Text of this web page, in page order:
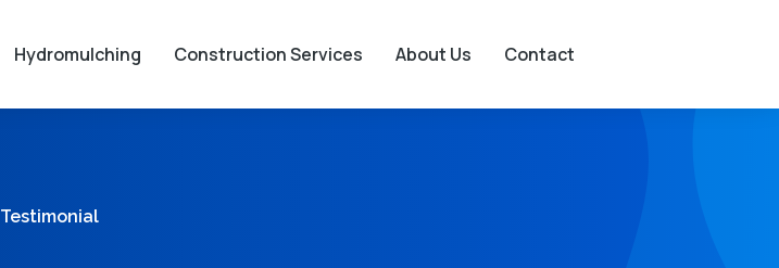
Hydromulching Construction Services About Us Contact
Testimonial